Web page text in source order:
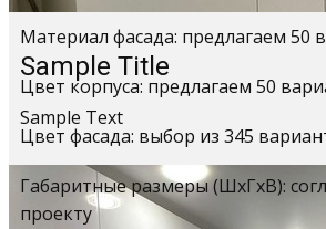
Sample Title
Sample Text
Материал фасада: предлагаем 50
Цвет корпуса: предлагаем 50
Цвет фасада: выбор из 345
Габаритные размеры (ШхГхВ):
проекту